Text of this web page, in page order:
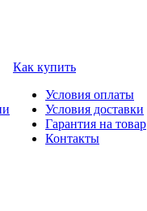
Как купить
Условия оплаты
Условия доставки
Гарантия на товар
Контакты